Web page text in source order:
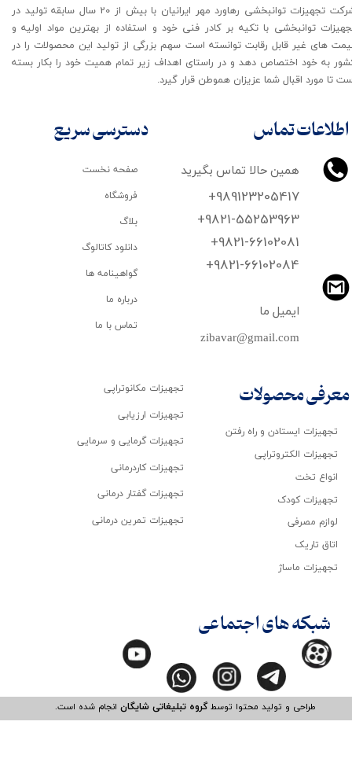
اطلاعات تماس
همین حالا تماس بگیرید
+989123205417
+9821-55253963
+9821-66102081
​​​​​​​+9821-66102084
zibavar@gmail.com
ایمیل ما
شرکت تجهیزات توانبخشی رهاورد مهر ایرانیان با بیش از 20 سال سابقه تولید در
توانبخشی با تکیه بر کادر فنی خود و استفاده از بهترین مواد اولیه و
های غیر قابل رقابت توانسته است سهم بزرگی از تولید این محصولات را در
به خود اختصاص دهد و در راستای اهداف زیر تمام همیت خود را بکار بسته
تا مورد اقبال شما عزیزان هموطن قرار گیرد​​​​​​​.
طراحی و تولید محتوا توسطگروه تبلیغاتی شایگانانجام شده است.​​​​​​​
تجهیزات ایستادن و راه رفتن
تجهیزات الکتروتراپی
انواع تخت
تجهیزات کودک
لوازم مصرفی
اتاق تاریک
تجهیزات ماساژ
صفحه نخست
فروشگاه
بلاگ
دانلود کاتالوگ
گواهینامه ها
درباره ما
تماس با ما
تجهیزات مکانوتراپی
تجهیزات ارزیابی
تجهیزات گرمایی و سرمایی
تجهیزات کاردرمانی
تجهیزات گفتار درمانی
تجهیزات تمرین درمانی
دسترسی سریع
معرفی محصولات
شبکه های اجتماعی